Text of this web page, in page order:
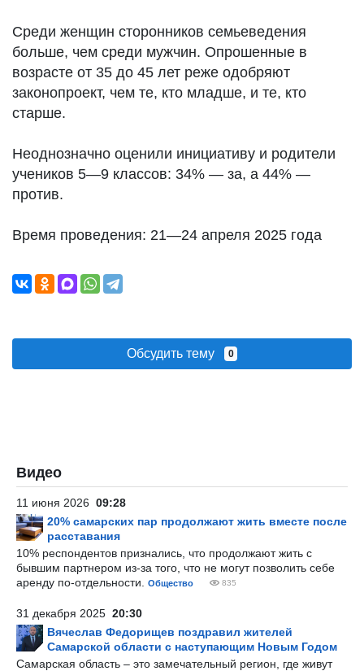
Среди женщин сторонников семьеведения
больше, чем среди мужчин. Опрошенные в
возрасте от 35 до 45 лет реже одобряют
законопроект, чем те, кто младше, и те, кто
старше.
Неоднозначно оценили инициативу и родители
учеников 5—9 классов: 34% — за, а 44% —
против.
Время проведения: 21—24 апреля 2025 года
Обсудить тему 0
Видео
11 июня 2026 09:28
20% самарских пар продолжают жить вместе после
расставания
10% респондентов признались, что продолжают жить с
бывшим партнером из-за того, что не могут позволить себе
аренду по-отдельности.
Общество 835
31 декабря 2025 20:30
Вячеслав Федорищев поздравил жителей
Самарской области с наступающим Новым Годом
Самарская область – это замечательный регион, где живут